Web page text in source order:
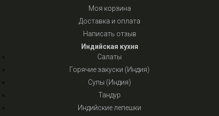
Моя корзина
Доставка и оплата
Написать отзыв
Индийская кухня
Салаты
Горячие закуски (Индия)
Супы (Индия)
Тандур
Индийские лепешки